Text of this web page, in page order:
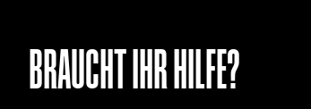
BRAUCHT IHR HILFE?